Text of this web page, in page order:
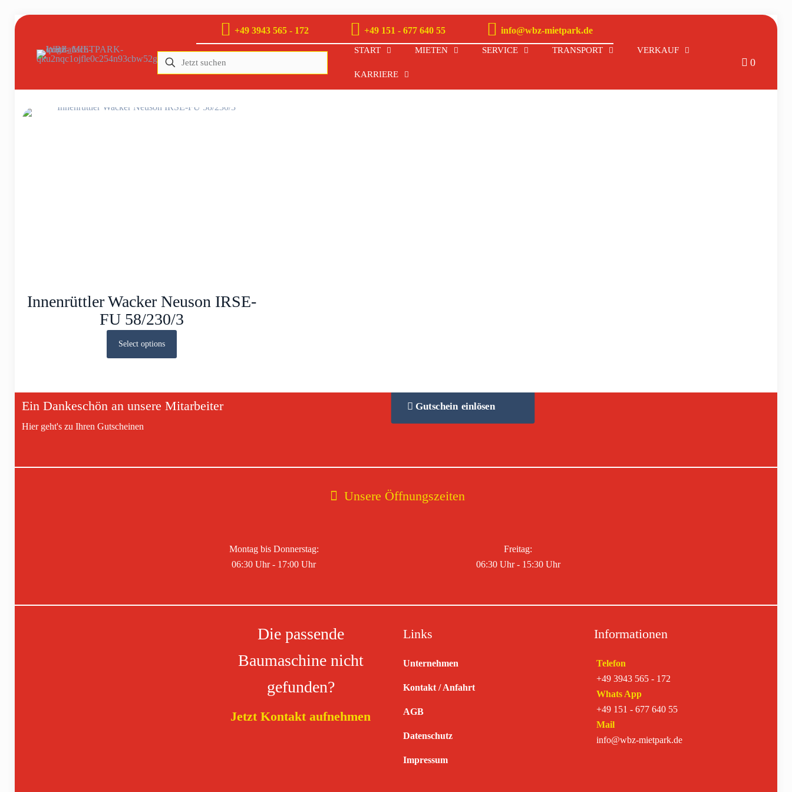
+49 3943 565 - 172 +49 151 - 677 640 55 info@wbz-mietpark.de
START MIETEN SERVICE TRANSPORT VERKAUF
KARRIERE
0
Innenrüttler Wacker Neuson IRSE-
FU 58/230/3
Select options
Ein Dankeschön an unsere Mitarbeiter
Hier geht's zu Ihren Gutscheinen
Gutschein einlösen
Unsere Öffnungszeiten
Montag bis Donnerstag:
06:30 Uhr - 17:00 Uhr
Freitag:
06:30 Uhr - 15:30 Uhr
Die passende
Baumaschine nicht
gefunden?
Jetzt Kontakt aufnehmen
Links
Unternehmen
Kontakt / Anfahrt
AGB
Datenschutz
Impressum
Informationen
Telefon
+49 3943 565 - 172
Whats App
+49 151 - 677 640 55
Mail
info@wbz-mietpark.de